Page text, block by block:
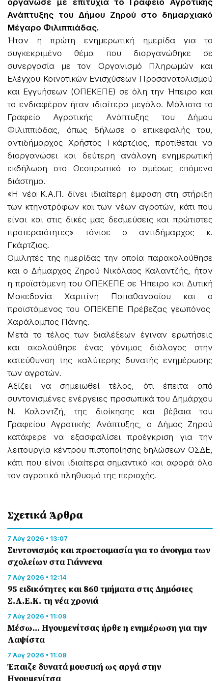
Ανάπτυξης του Δήμου Ζηρού στο δημαρχιακό
Μέγαρο Φιλιππιάδας.
Ήταν η πρώτη ενημερωτική ημερίδα για το
συγκεκριμένο θέμα που διοργανώθηκε σε
συνεργασία με τον Οργανισμό Πληρωμών και
Ελέγχου Κοινοτικών Ενισχύσεων Προσανατολισμού
και Εγγυήσεων (ΟΠΕΚΕΠΕ) σε όλη την Ήπειρο και
το ενδιαφέρον ήταν ιδιαίτερα μεγάλο. Μάλιστα το
Γραφείο Αγροτικής Ανάπτυξης του Δήμου
Φιλιππιάδας, όπως δήλωσε ο επικεφαλής του,
αντιδήμαρχος Χρήστος Γκάρτζιος, προτίθεται να
διοργανώσει και δεύτερη ανάλογη ενημερωτική
εκδήλωση στο Θεσπρωτικό το αμέσως επόμενο
διάστημα.
«Η νέα Κ.Α.Π. δίνει ιδιαίτερη έμφαση στη στήριξη
των κτηνοτρόφων και των νέων αγροτών, κάτι που
είναι και στις δικές μας δεσμεύσεις και πρώτιστες
προτεραιότητες» τόνισε ο αντιδήμαρχος κ.
Γκάρτζιος.
Ομιλητές της ημερίδας την οποία παρακολούθησε
και ο Δήμαρχος Ζηρού Νικόλαος Καλαντζής, ήταν
η προϊστάμενη του ΟΠΕΚΕΠΕ σε Ήπειρο και Δυτική
Μακεδονία Χαριτίνη Παπαθανασίου και ο
προϊστάμενος του ΟΠΕΚΕΠΕ Πρέβεζας γεωπόνος
Χαράλαμπος Πάνης.
Μετά το τέλος των διαλέξεων έγιναν ερωτήσεις
και ακολούθησε ένας γόνιμος διάλογος στην
κατεύθυνση της καλύτερης δυνατής ενημέρωσης
των αγροτών.
Αξίζει να σημειωθεί τέλος, ότι έπειτα από
συντονισμένες ενέργειες προσωπικά του Δημάρχου
Ν. Καλαντζή, της διοίκησης και βέβαια του
Γραφείου Αγροτικής Ανάπτυξης, ο Δήμος Ζηρού
κατάφερε να εξασφαλίσει προέγκριση για την
λειτουργία κέντρου πιστοποίησης δηλώσεων ΟΣΔΕ,
κάτι που είναι ιδιαίτερα σημαντικό και αφορά όλο
τον αγροτικό πληθυσμό της περιοχής.
Σχετικά Άρθρα
7 Αύγ 2026 • 13:07
Συντονισμός και προετοιμασία για το άνοιγμα των
σχολείων στα Γιάννενα
7 Αύγ 2026 • 12:14
95 ειδικότητες και 860 τμήματα στις Δημόσιες
Σ.Α.Ε.Κ. τη νέα χρονιά
7 Αύγ 2026 • 11:09
Μέσω… Ηγουμενίτσας ήρθε η ενημέρωση για την
Λαψίστα
7 Αύγ 2026 • 11:08
Έπαιζε δυνατά μουσική ως αργά στην
Ηγουμενίτσα